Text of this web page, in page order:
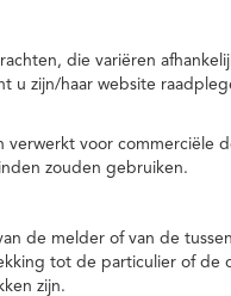
die variëren
u zijn/haar website
voor commerciële
zouden gebruiken.
de melder of van de
tot de particulier of de
zijn.